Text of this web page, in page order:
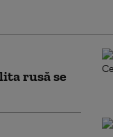
rusă se